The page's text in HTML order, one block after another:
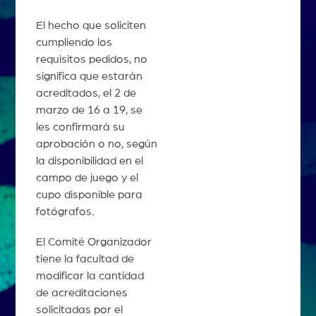
El hecho que soliciten
cumpliendo los
requisitos pedidos, no
significa que estarán
acreditados, el 2 de
marzo de 16 a 19, se
les confirmará su
aprobación o no, según
la disponibilidad en el
campo de juego y el
cupo disponible para
fotógrafos.
El Comité Organizador
tiene la facultad de
modificar la cantidad
de acreditaciones
solicitadas por el